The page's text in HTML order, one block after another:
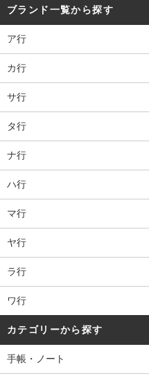
ブランド一覧から探す
ア行
カ行
サ行
タ行
ナ行
ハ行
マ行
ヤ行
ラ行
ワ行
カテゴリーから探す
手帳・ノート